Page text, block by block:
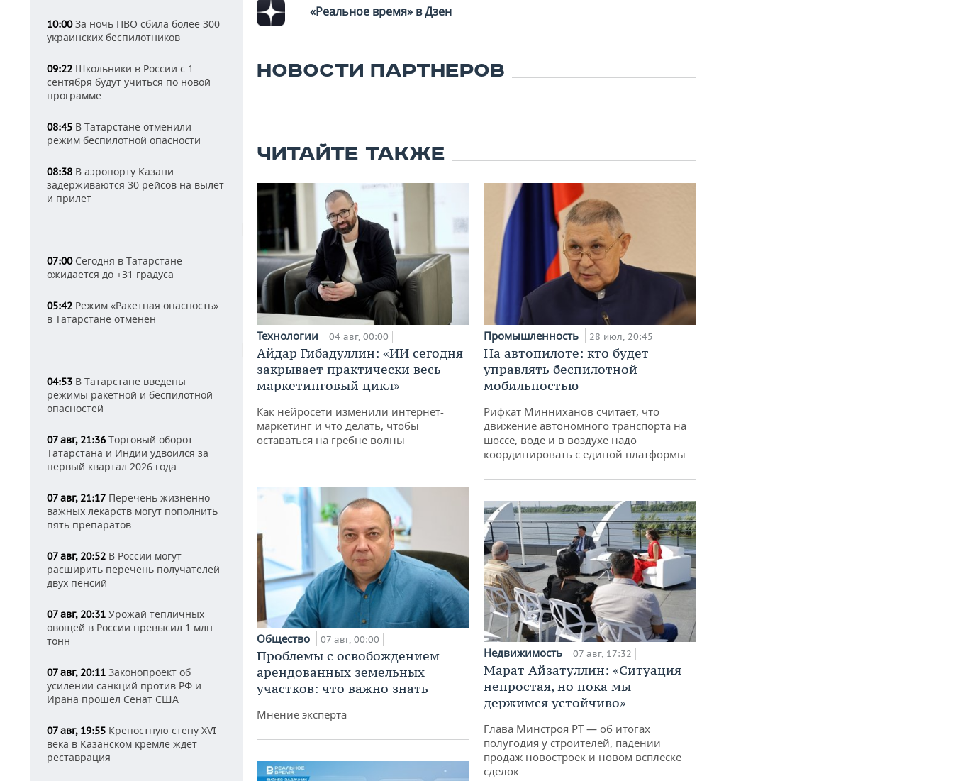
10:00За ночь ПВО сбила более 300
украинских беспилотников
09:22 Школьники в России с 1
сентября будут учиться по новой
программе
08:45 В Татарстане отменили
режим беспилотной опасности
08:38 В аэропорту Казани
задерживаются 30 рейсов на вылет
и прилет
07:00Сегодня в Татарстане
ожидается до +31 градуса
05:42 Режим «Ракетная опасность»
в Татарстане отменен
04:53 В Татарстане введены
режимы ракетной и беспилотной
опасностей
07 авг, 21:36 Торговый оборот
Татарстана и Индии удвоился за
первый квартал 2026 года
07 авг, 21:17 Перечень жизненно
важных лекарств могут пополнить
пять препаратов
07 авг, 20:52 В России могут
расширить перечень получателей
двух пенсий
07 авг, 20:31 Урожай тепличных
овощей в России превысил 1 млн
тонн
07 авг, 20:11 Законопроект об
усилении санкций против РФ и
Ирана прошел Сенат США
07 авг, 19:55 Крепостную стену XVI
века в Казанском кремле ждет
реставрация
«Реальное время» в Дзен
НОВОСТИ ПАРТНЕРОВ
ЧИТАЙТЕ ТАКЖЕ
Технологии 04 авг, 00:00
Айдар Гибадуллин: «ИИ сегодня
закрывает практически весь
маркетинговый цикл»
Как нейросети изменили интернет-
маркетинг и что делать, чтобы
оставаться на гребне волны
Общество 07 авг, 00:00
Проблемы с освобождением
арендованных земельных
участков: что важно знать
Мнение эксперта
Промышленность 28 июл, 20:45
На автопилоте: кто будет
управлять беспилотной
мобильностью
Рифкат Минниханов считает, что
движение автономного транспорта на
шоссе, воде и в воздухе надо
координировать с единой платформы
Недвижимость 07 авг, 17:32
Марат Айзатуллин: «Ситуация
непростая, но пока мы
держимся устойчиво»
Глава Минстроя РТ — об итогах
полугодия у строителей, падении
продаж новостроек и новом всплеске
сделок